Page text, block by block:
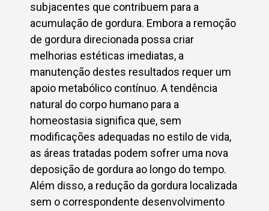
subjacentes que contribuem para a
acumulação de gordura. Embora a remoção
de gordura direcionada possa criar
melhorias estéticas imediatas, a
manutenção destes resultados requer um
apoio metabólico contínuo. A tendência
natural do corpo humano para a
homeostasia significa que, sem
modificações adequadas no estilo de vida,
as áreas tratadas podem sofrer uma nova
deposição de gordura ao longo do tempo.
Além disso, a redução da gordura localizada
sem o correspondente desenvolvimento